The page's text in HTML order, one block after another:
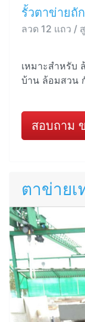
รั้วตาข่ายถั
ลวด 12 แถว /
เหมาะสำหรับ
บ้าน ล้อมสวน
สอบถาม
ตาข่ายเ